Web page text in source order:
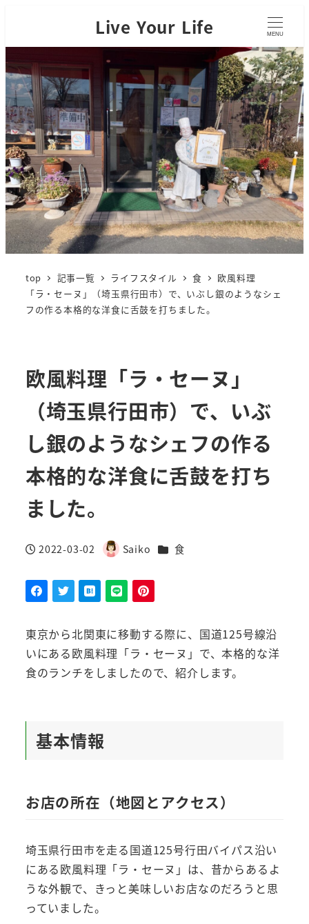
Live Your Life MENU
top 記事一覧 ライフスタイル 食
欧風料理
「ラ・セーヌ」（埼玉県行田市）で、いぶし銀のようなシェ
フの作る本格的な洋食に舌鼓を打ちました。
欧風料理「ラ・セーヌ」
（埼玉県行田市）で、いぶ
し銀のようなシェフの作る
本格的な洋食に舌鼓を打ち
ました。
投稿日
2022-03-02
著
Saiko カテゴリー
食
東京から北関東に移動する際に、国道125号線沿
いにある欧風料理「ラ・セーヌ」で、本格的な洋
食のランチをしましたので、紹介します。
基本情報
お店の所在（地図とアクセス）
埼玉県行田市を走る国道125号行田バイパス沿い
にある欧風料理「ラ・セーヌ」は、昔からあるよ
うな外観で、きっと美味しいお店なのだろうと思
っていました。